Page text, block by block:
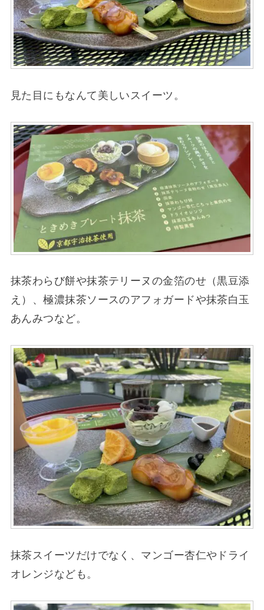
見た目にもなんて美しいスイーツ。
抹茶わらび餅や抹茶テリーヌの金箔のせ（黒豆添
え）、極濃抹茶ソースのアフォガードや抹茶白玉
あんみつなど。
抹茶スイーツだけでなく、マンゴー杏仁やドライ
オレンジなども。